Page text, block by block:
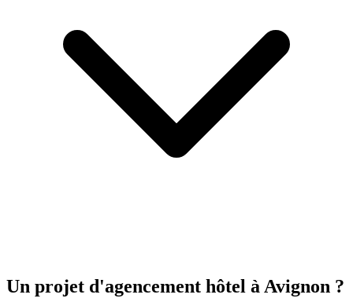
Un projet d'agencement hôtel à Avignon ?